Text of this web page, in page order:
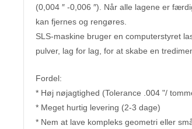
(0,004 ″ -0,006 ″). Når alle lagene er
kan fjernes og rengøres.
SLS-maskine bruger en computerstyret
pulver, lag for lag, for at skabe en
Fordel:
* Høj nøjagtighed (Tolerance .004 "/
* Meget hurtig levering (2-3 dage)
* Nem at lave kompleks geometri eller